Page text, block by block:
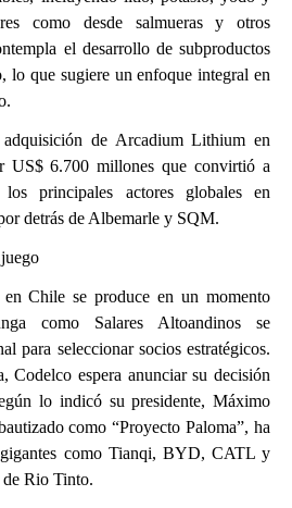
como desde salmueras y otros
el desarrollo de subproductos
lo que sugiere un enfoque integral en
de Arcadium Lithium en
US$ 6.700 millones que convirtió a
principales actores globales en
detrás de Albemarle y SQM.
Chile se produce en un momento
como Salares Altoandinos se
para seleccionar socios estratégicos.
Codelco espera anunciar su decisión
lo indicó su presidente, Máximo
como “Proyecto Paloma”, ha
gigantes como Tianqi, BYD, CATL y
Rio Tinto.